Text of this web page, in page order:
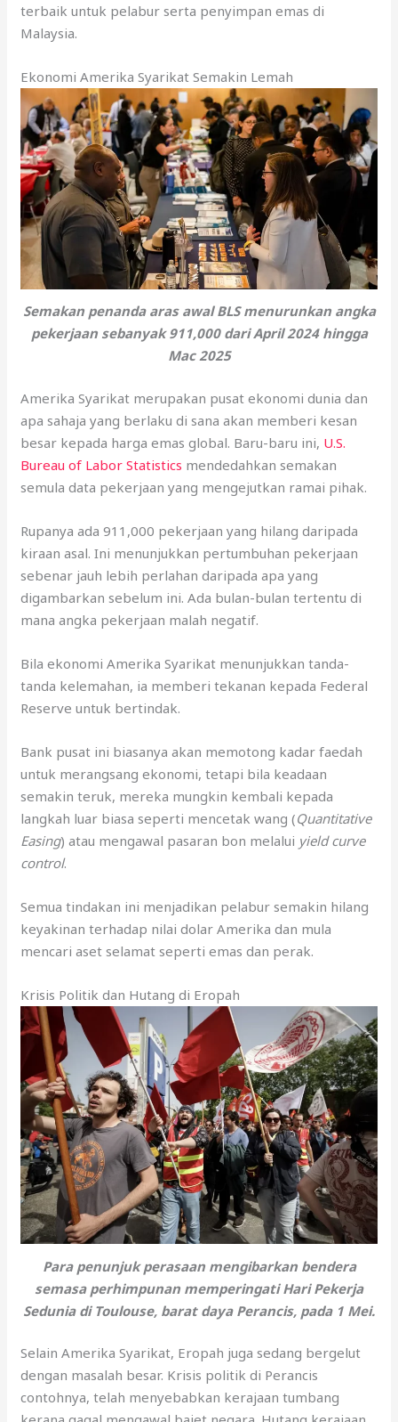
terbaik untuk pelabur serta penyimpan emas di
Malaysia.
Ekonomi Amerika Syarikat Semakin Lemah
Semakan penanda aras awal BLS menurunkan angka
pekerjaan sebanyak 911,000 dari April 2024 hingga
Mac 2025
Amerika Syarikat merupakan pusat ekonomi dunia dan
apa sahaja yang berlaku di sana akan memberi kesan
besar kepada harga emas global. Baru-baru ini, U.S.
Bureau of Labor Statistics mendedahkan semakan
semula data pekerjaan yang mengejutkan ramai pihak.
Rupanya ada 911,000 pekerjaan yang hilang daripada
kiraan asal. Ini menunjukkan pertumbuhan pekerjaan
sebenar jauh lebih perlahan daripada apa yang
digambarkan sebelum ini. Ada bulan-bulan tertentu di
mana angka pekerjaan malah negatif.
Bila ekonomi Amerika Syarikat menunjukkan tanda-
tanda kelemahan, ia memberi tekanan kepada Federal
Reserve untuk bertindak.
Bank pusat ini biasanya akan memotong kadar faedah
untuk merangsang ekonomi, tetapi bila keadaan
semakin teruk, mereka mungkin kembali kepada
langkah luar biasa seperti mencetak wang (Quantitative
Easing) atau mengawal pasaran bon melalui yield curve
control.
Semua tindakan ini menjadikan pelabur semakin hilang
keyakinan terhadap nilai dolar Amerika dan mula
mencari aset selamat seperti emas dan perak.
Krisis Politik dan Hutang di Eropah
Para penunjuk perasaan mengibarkan bendera
semasa perhimpunan memperingati Hari Pekerja
Sedunia di Toulouse, barat daya Perancis, pada 1 Mei.
Selain Amerika Syarikat, Eropah juga sedang bergelut
dengan masalah besar. Krisis politik di Perancis
contohnya, telah menyebabkan kerajaan tumbang